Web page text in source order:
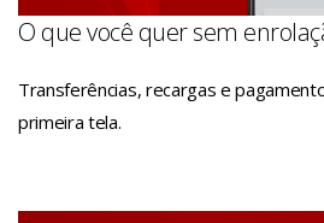
O que você quer sem
Transferências, recargas e
primeira tela.